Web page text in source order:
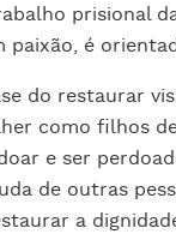
prisional
paixão, é
do restaurar
como filhos
e ser
de outras
a